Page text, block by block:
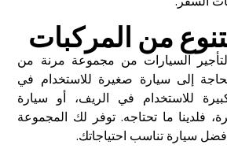
من المركبات
السيارات من مجموعة مرنة من
إلى سيارة صغيرة للاستخدام في
للاستخدام في الريف، أو سيارة
فلدينا ما تحتاجه. توفر لك المجموعة
سيارة تناسب احتياجاتك.